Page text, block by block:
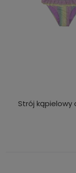
Strój kąpielowy